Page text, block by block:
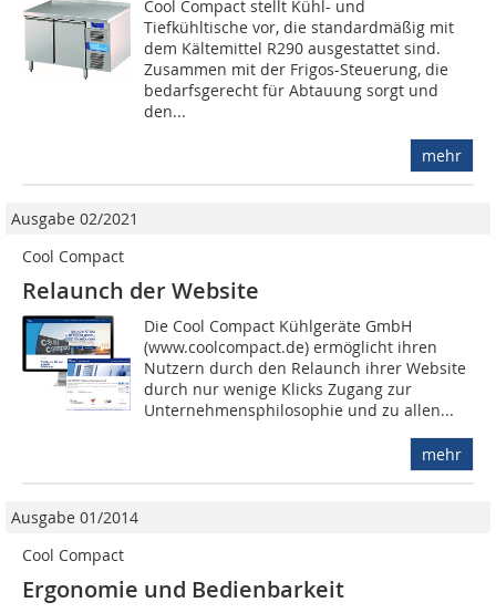
Cool Compact stellt Kühl- und
Tiefkühltische vor, die standardmäßig mit
dem Kältemittel R290 ausgestattet sind.
Zusammen mit der Frigos-Steuerung, die
bedarfsgerecht für Abtauung sorgt und
den...
mehr
Ausgabe 02/2021
Cool Compact
Relaunch der Website
Die Cool Compact Kühlgeräte GmbH
(www.coolcompact.de) ermöglicht ihren
Nutzern durch den Relaunch ihrer Website
durch nur wenige Klicks Zugang zur
Unternehmensphilosophie und zu allen...
mehr
Ausgabe 01/2014
Cool Compact
Ergonomie und Bedienbarkeit